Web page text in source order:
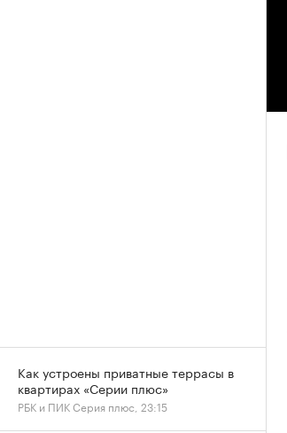
Как устроены приватные террасы в
квартирах «Серии плюс»
РБК и ПИК Серия плюс, 23:15